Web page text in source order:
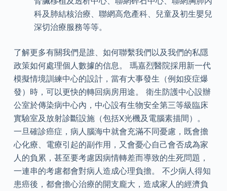
科及肺結核治療、聯網高危產科、兒童及初生嬰兒
深切治療服務等等。
了解更多有關我們是誰、如何聯繫我們以及我們的私隱
政策如何處理個人數據的信息。 瑪嘉烈醫院採用新一代
模擬情境訓練中心的設計，當有大事發生（例如疫症爆
發）時，可以更快的轉回病房用途。 衛生防護中心設辦
公室於傳染病中心內，中心設有生物安全第三等級臨床
實驗室及放射診斷設施（包括X光機及電腦素描間）。
一旦確診癌症，病人腦海中就會充滿不同憂慮，既會擔
心化療、電療引起的副作用，又會憂心自己會否成為家
人的負累，甚至要考慮因病情轉差而導致的生死問題，
一連串的考慮都會對病人造成心理負擔。 不少病人得知
患癌後，都會擔心治療的開支龐大，造成家人的經濟負